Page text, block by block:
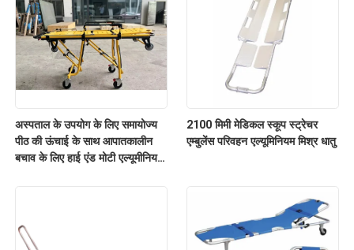
अस्पताल के उपयोग के लिए समायोज्य
पीठ की ऊंचाई के साथ आपातकालीन
बचाव के लिए हाई एंड मोटी एल्यूमीनियम
2100 मिमी मेडिकल स्कूप स्ट्रेचर
एम्बुलेंस परिवहन एल्यूमिनियम मिश्र धातु